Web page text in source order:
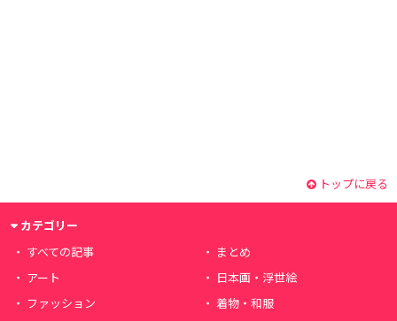
トップに戻る
カテゴリー
すべての記事
まとめ
アート
日本画・浮世絵
ファッション
着物・和服